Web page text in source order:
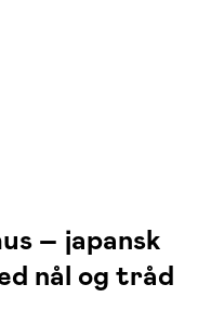
– japansk
nål og tråd